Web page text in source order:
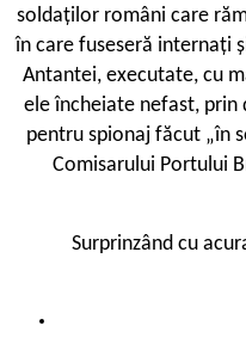
soldaților români care
în care fuseseră internați
Antantei, executate, cu
ele încheiate nefast, prin
pentru spionaj făcut „în
Comisarului Portului
Surprinzând cu